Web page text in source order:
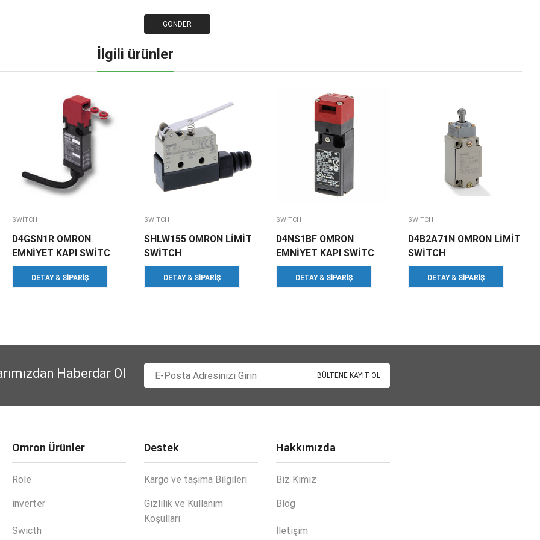
İlgili ürünler
SWITCH
D4GSN1R OMRON
EMNİYET KAPI SWİTC
DETAY & SIPARIŞ
SWITCH
SHLW155 OMRON LİMİT
SWİTCH
DETAY & SIPARIŞ
SWITCH
D4NS1BF OMRON
EMNİYET KAPI SWİTC
DETAY & SIPARIŞ
SWITCH
D4B2A71N OMRON LİMİT
SWİTCH
DETAY & SIPARIŞ
Haberdar Ol
Omron Ürünler
Röle
inverter
Swicth
Destek
Kargo ve taşıma Bilgileri
Gizlilik ve Kullanım
Koşulları
Hakkımızda
Biz Kimiz
Blog
İletişim